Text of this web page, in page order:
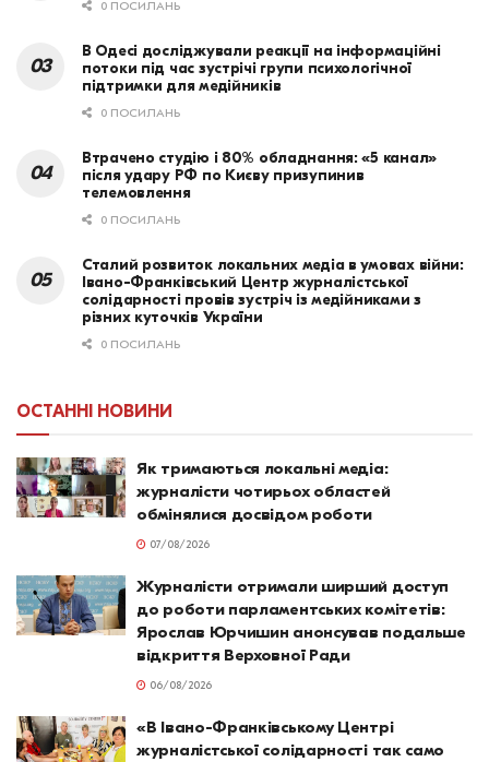
0 ПОСИЛАНЬ
В Одесі досліджували реакції на інформаційні
потоки під час зустрічі групи психологічної
підтримки для медійників
0 ПОСИЛАНЬ
Втрачено студію і 80% обладнання: «5 канал»
після удару РФ по Києву призупинив
телемовлення
0 ПОСИЛАНЬ
Сталий розвиток локальних медіа в умовах війни:
Івано-Франківський Центр журналістської
солідарності провів зустріч із медійниками з
різних куточків України
0 ПОСИЛАНЬ
ОСТАННІ НОВИНИ
Як тримаються локальні медіа:
журналісти чотирьох областей
обмінялися досвідом роботи
07/08/2026
Журналісти отримали ширший доступ
до роботи парламентських комітетів:
Ярослав Юрчишин анонсував подальше
відкриття Верховної Ради
06/08/2026
«В Івано-Франківському Центрі
журналістської солідарності так само